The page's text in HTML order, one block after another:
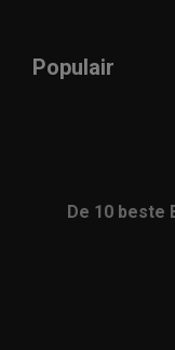
Populair
De 10